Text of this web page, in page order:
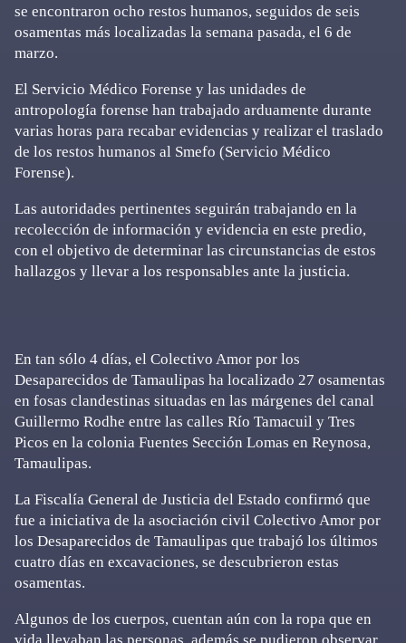
se encontraron ocho restos humanos, seguidos de seis
osamentas más localizadas la semana pasada, el 6 de
marzo.
El Servicio Médico Forense y las unidades de
antropología forense han trabajado arduamente durante
varias horas para recabar evidencias y realizar el traslado
de los restos humanos al Smefo (Servicio Médico
Forense).
Las autoridades pertinentes seguirán trabajando en la
recolección de información y evidencia en este predio,
con el objetivo de determinar las circunstancias de estos
hallazgos y llevar a los responsables ante la justicia.
En tan sólo 4 días, el Colectivo Amor por los
Desaparecidos de Tamaulipas ha localizado 27 osamentas
en fosas clandestinas situadas en las márgenes del canal
Guillermo Rodhe entre las calles Río Tamacuil y Tres
Picos en la colonia Fuentes Sección Lomas en Reynosa,
Tamaulipas.
La Fiscalía General de Justicia del Estado confirmó que
fue a iniciativa de la asociación civil Colectivo Amor por
los Desaparecidos de Tamaulipas que trabajó los últimos
cuatro días en excavaciones, se descubrieron estas
osamentas.
Algunos de los cuerpos, cuentan aún con la ropa que en